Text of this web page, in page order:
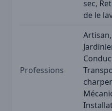
sec,
de le
Professions